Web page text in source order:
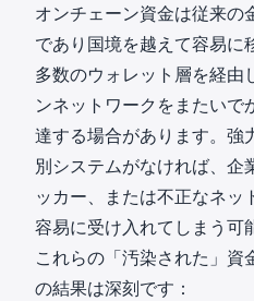
オンチェーン資金は従来の
であり国境を越えて容易に
多数のウォレット層を経由
ンネットワークをまたいで
達する場合があります。強
別システムがなければ、企
ッカー、または不正なネッ
容易に受け入れてしまう可
これらの「汚染された」資
の結果は深刻です：